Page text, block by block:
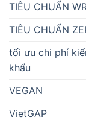
TIÊU CHUẨN
TIÊU CHUẨN
tối ưu chi phí
khẩu
VEGAN
VietGAP